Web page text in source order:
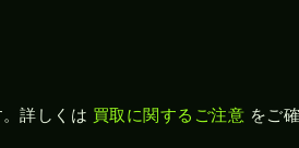
詳しくは 買取に関するご注意 をご